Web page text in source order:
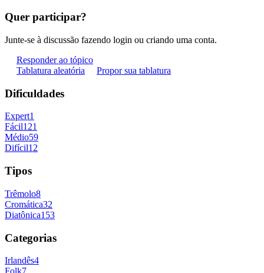
Quer participar?
Junte-se à discussão fazendo login ou criando uma conta.
Responder ao tópico
Tablatura aleatória
Propor sua tablatura
Dificuldades
Expert1
Fácil121
Médio59
Difícil12
Tipos
Trêmolo8
Cromática32
Diatônica153
Categorias
Irlandês4